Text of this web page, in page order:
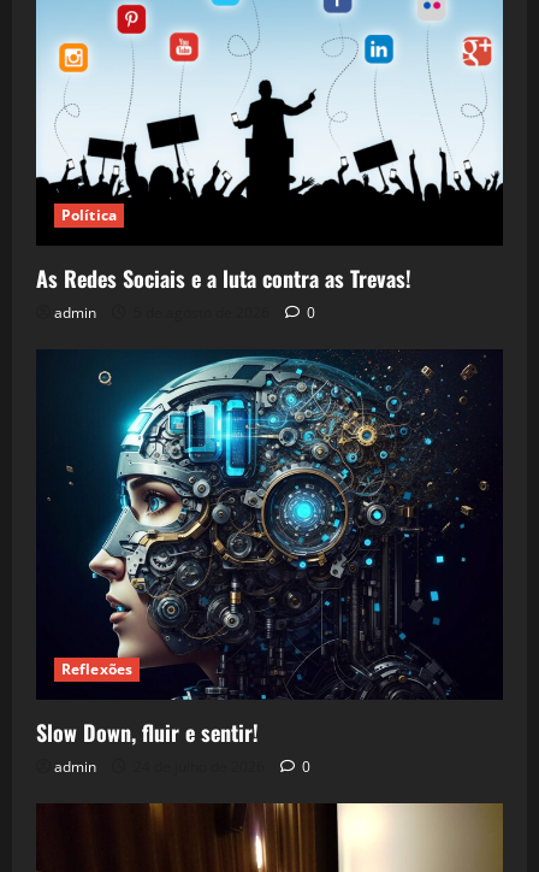
Política
As Redes Sociais e a luta contra as Trevas!
admin 0
Reflexões
Slow Down, fluir e sentir!
admin 0